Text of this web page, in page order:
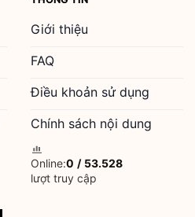
Giới thiệu
FAQ
Điều khoản sử dụng
Chính sách nội dung
Online:0 / 53.528
lượt truy cập